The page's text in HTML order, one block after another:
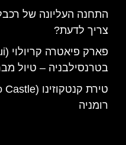
התחנה העליונה של
צריך לדעת?
בטרנסילבניה – טיול
רומניה